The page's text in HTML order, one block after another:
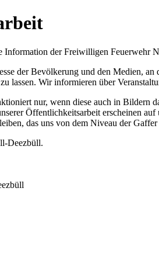
Information der Freiwilligen Feuerwehr
der Bevölkerung und den Medien,
lassen. Wir informieren über
nur, wenn diese auch in Bildern
Öffentlichkeitsarbeit erscheinen
das uns von dem Niveau der Gaffer
Deezbüll.